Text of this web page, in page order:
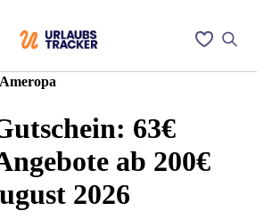
Ameropa
63€
ab 200€
2026